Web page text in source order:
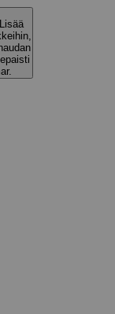
Lisää